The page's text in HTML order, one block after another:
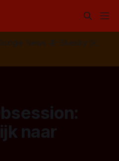
News 🦋 Bluesky
✉️
naar